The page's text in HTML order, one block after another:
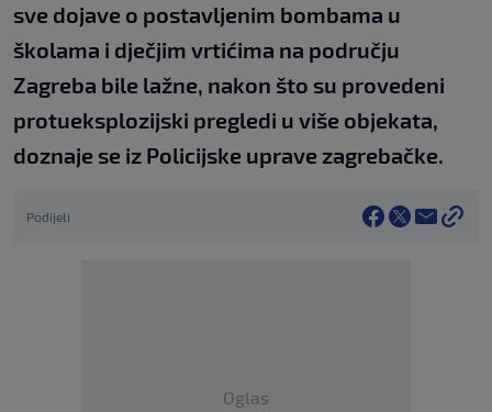
sve dojave o postavljenim bombama u
školama i dječjim vrtićima na području
Zagreba bile lažne, nakon što su provedeni
protueksplozijski pregledi u više objekata,
doznaje se iz Policijske uprave zagrebačke.
Podijeli
Oglas